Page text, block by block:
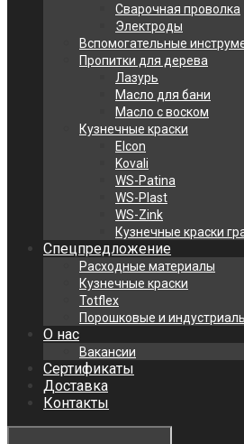
Сварочная проволка
Электроды
Вспомогательные
Пропитки для дерева
Лазурь
Масло для бани
Масло с воском
Кузнечные краски
Elcon
Kovali
WS-Patina
WS-Plast
WS-Zink
Кузнечные краски
Спецпредложение
Расходные материалы
Кузнечные краски
Totflex
Порошковые и
О нас
Вакансии
Сертификаты
Доставка
Контакты